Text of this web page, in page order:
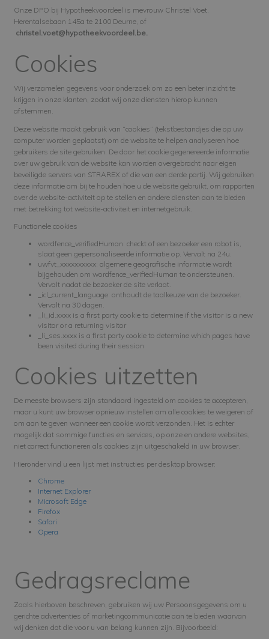
Onze DPO bij Hypotheekvoordeel is mevrouw Christel Voet,
Herentalsebaan 145a te 2100 Deurne, of
christel.voet@hypotheekvoordeel.be.
Cookies
Wij verzamelen gegevens voor onderzoek om zo een beter inzicht te
krijgen in onze klanten, zodat wij onze diensten hierop kunnen
afstemmen.
Deze website maakt gebruik van “cookies” (tekstbestandjes die op uw
computer worden geplaatst) om de website te helpen analyseren hoe
gebruikers de site gebruiken. De door het cookie gegenereerde informatie
over uw gebruik van de website kan worden overgebracht naar eigen
beveiligde servers van STRAREX of die van een derde partij. Wij gebruiken
deze informatie om bij te houden hoe u de website gebruikt, om rapporten
over de website-activiteit op te stellen en andere diensten aan te bieden
met betrekking tot website-activiteit en internetgebruik.
Functionele cookies
wordfence_verifiedHuman: checkt of een bezoeker een robot is,
slaat geen gepersonaliseerde informatie op. Vervalt na 24u.
uwfvt_xxxxxxxxxx: algemene geografische informatie wordt
bijgehouden om wordfence_verifiedHuman te ondersteunen.
Vervalt nadat de bezoeker de site verlaat.
_icl_current_language: onthoudt de taalkeuze van de bezoeker.
Vervalt na 30 dagen.
_li_id.xxxx is a first party cookie to determine if the visitor is a new
visitor or a returning visitor
_li_ses.xxxx is a first party cookie to determine which pages have
been visited during their session
Cookies uitzetten
De meeste browsers zijn standaard ingesteld om cookies te accepteren,
maar u kunt uw browser opnieuw instellen om alle cookies te weigeren of
om aan te geven wanneer een cookie wordt verzonden. Het is echter
mogelijk dat sommige functies en services, op onze en andere websites,
niet correct functioneren als cookies zijn uitgeschakeld in uw browser.
Hieronder vind u een lijst met instructies per desktop browser:
Chrome
Internet Explorer
Microsoft Edge
Firefox
Safari
Opera
Gedragsreclame
Zoals hierboven beschreven, gebruiken wij uw Persoonsgegevens om u
gerichte advertenties of marketingcommunicatie aan te bieden waarvan
wij denken dat die voor u van belang kunnen zijn. Bijvoorbeeld: